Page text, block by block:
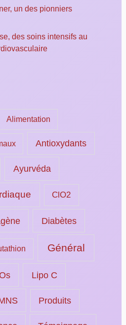
un des pionniers
des soins intensifs au
Alimentation
Antioxydants
Ayurvéda
ClO2
Diabètes
Général
Lipo C
Produits